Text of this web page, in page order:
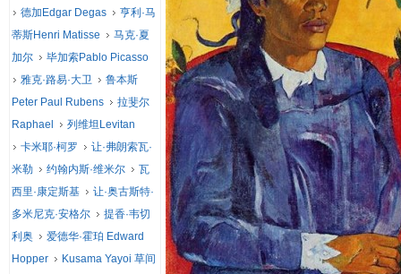
德加Edgar Degas
亨利·马
蒂斯Henri Matisse
马克·夏
加尔
毕加索Pablo Picasso
雅克·路易·大卫
鲁本斯
Peter Paul Rubens
拉斐尔
Raphael
列维坦Levitan
卡米耶·柯罗
让·弗朗索瓦·
米勒
约翰内斯·维米尔
瓦
西里·康定斯基
让·奥古斯特·
多米尼克·安格尔
提香·韦切
利奥
爱德华·霍珀 Edward
Hopper
Kusama Yayoi 草间